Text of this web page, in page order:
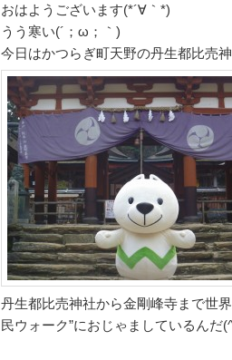
おはようございます(*´∀｀*)
うう寒い(´；ω；｀)
今日はかつらぎ町天野の丹生都比売
丹生都比売神社から金剛峰寺まで世
民ウォーク”におじゃましているんだ